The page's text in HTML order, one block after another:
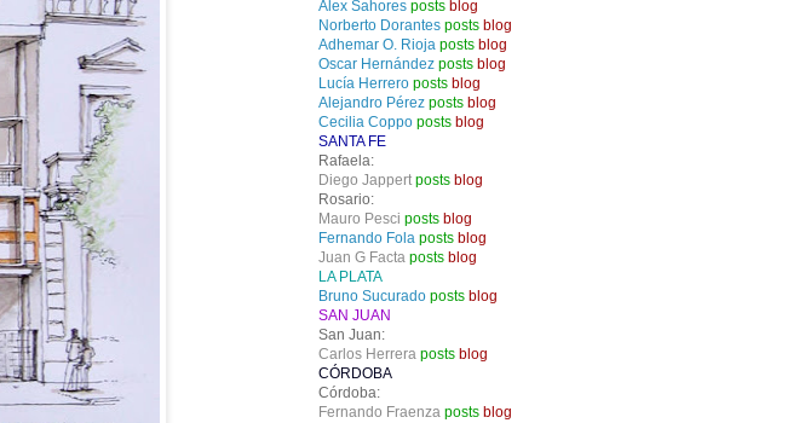
Alex Sahores posts blog
Norberto Dorantes posts blog
Adhemar O. Rioja posts blog
Oscar Hernández posts blog
Lucía Herrero posts blog
Alejandro Pérez posts blog
Cecilia Coppo posts blog
SANTA FE
Rafaela:
Diego Jappert posts blog
Rosario:
Mauro Pesci posts blog
Fernando Fola posts blog
Juan G Facta posts blog
LA PLATA
Bruno Sucurado posts blog
SAN JUAN
San Juan:
Carlos Herrera posts blog
CÓRDOBA
Córdoba:
Fernando Fraenza posts blog